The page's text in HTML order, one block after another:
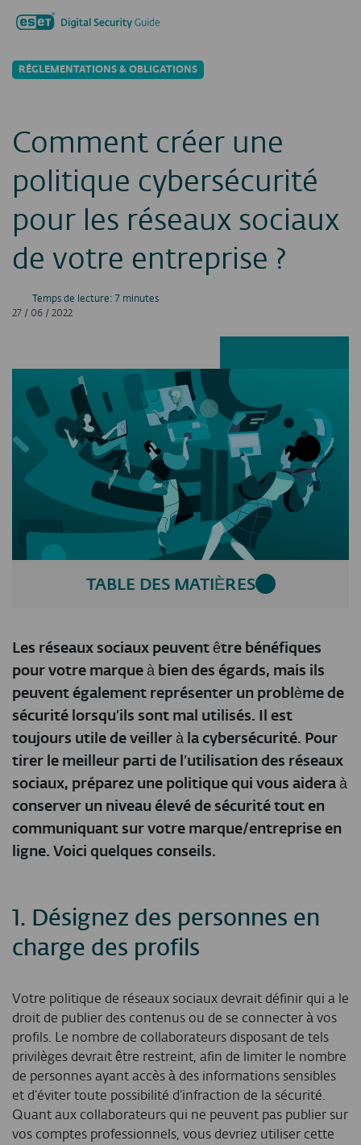
RÉGLEMENTATIONS & OBLIGATIONS
Comment créer une
politique cybersécurité
pour les réseaux sociaux
de votre entreprise ?
Temps de lecture: 7 minutes
27 / 06 / 2022
TABLE DES MATIÈRES
Les réseaux sociaux peuvent être bénéfiques
pour votre marque à bien des égards, mais ils
peuvent également représenter un problème de
sécurité lorsqu’ils sont mal utilisés. Il est
toujours utile de veiller à la cybersécurité. Pour
tirer le meilleur parti de l’utilisation des réseaux
sociaux, préparez une politique qui vous aidera à
conserver un niveau élevé de sécurité tout en
communiquant sur votre marque/entreprise en
ligne. Voici quelques conseils.
1. Désignez des personnes en
charge des profils
Votre politique de réseaux sociaux devrait définir qui a le
droit de publier des contenus ou de se connecter à vos
profils. Le nombre de collaborateurs disposant de tels
privilèges devrait être restreint, afin de limiter le nombre
de personnes ayant accès à des informations sensibles
et d’éviter toute possibilité d’infraction de la sécurité.
Quant aux collaborateurs qui ne peuvent pas publier sur
vos comptes professionnels, vous devriez utiliser cette